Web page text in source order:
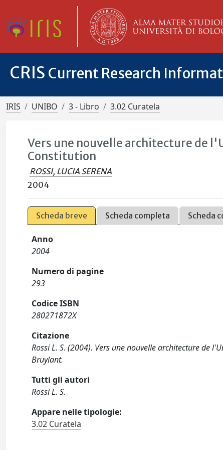
CRIS Current Research
IRIS UNIBO 3 - Libro 3.02 Curatela
Vers une nouvelle architecture de
Constitution
ROSSI, LUCIA SERENA
2004
Scheda breve Scheda completa Scheda
Anno
2004
Numero di pagine
293
Codice ISBN
280271872X
Citazione
Rossi L. S. (2004). Vers une nouvelle architecture de
Bruylant.
Tutti gli autori
Rossi L. S.
Appare nelle tipologie:
3.02 Curatela